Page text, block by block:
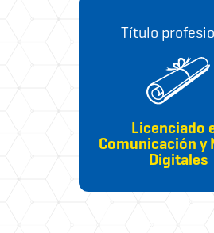
Título
Licenciado
Comunicación y
Digitales